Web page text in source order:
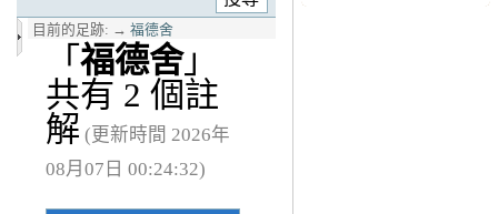
目前的足跡: → 福德舍
「 福德舍」
共有 2 個註
解 (更新時間 2026年
08月07日 00:24:32)